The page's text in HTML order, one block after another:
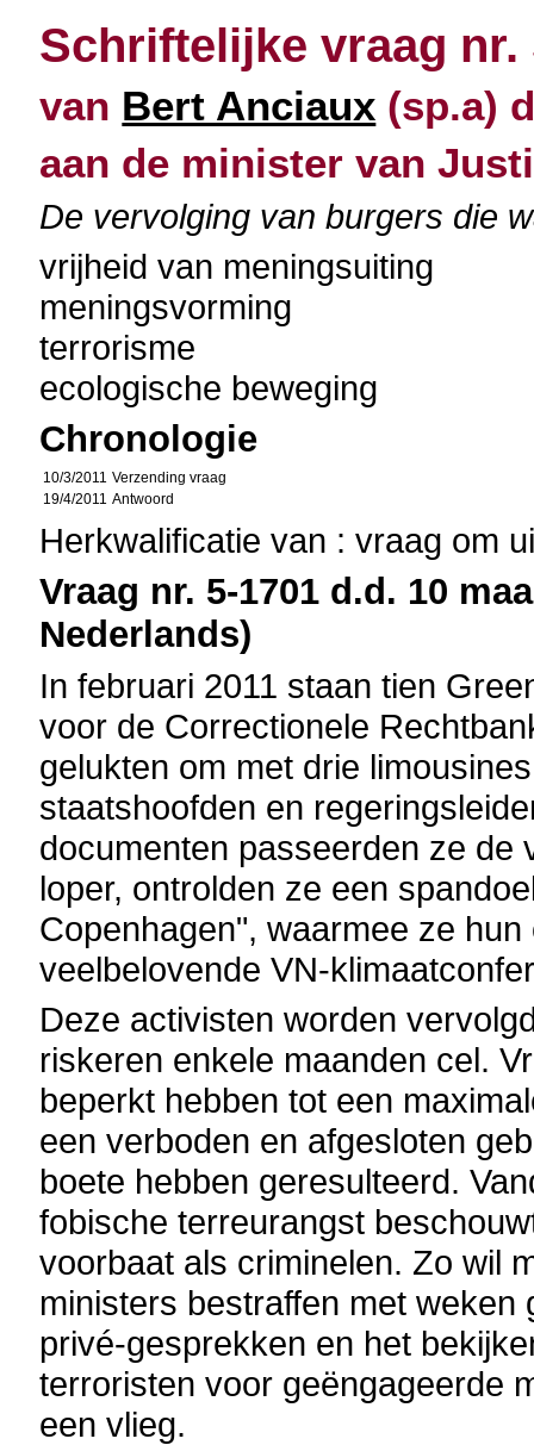
Schriftelijke vraag nr.
van Bert Anciaux (sp.a)
aan de minister van
De vervolging van burgers die
vrijheid van meningsuiting
meningsvorming
terrorisme
ecologische beweging
Chronologie
10/3/2011 Verzending vraag
19/4/2011 Antwoord
Herkwalificatie van : vraag om
Vraag nr. 5-1701 d.d. 10
Nederlands)
In februari 2011 staan tien
voor de Correctionele
gelukten om met drie
staatshoofden en
documenten passeerden ze de
loper, ontrolden ze een
Copenhagen", waarmee ze
veelbelovende VN-
Deze activisten worden
riskeren enkele maanden cel.
beperkt hebben tot een
een verboden en afgesloten
boete hebben geresulteerd.
fobische terreurangst
voorbaat als criminelen. Zo wil
ministers bestraffen met
privé-gesprekken en het
terroristen voor geëngageerde
een vlieg.